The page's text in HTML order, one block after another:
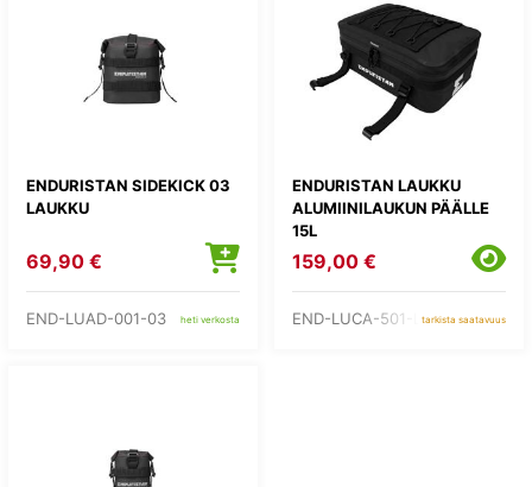
ENDURISTAN SIDEKICK 03
LAUKKU
69,90 €
END-LUAD-001-03 heti verkosta
ENDURISTAN LAUKKU
ALUMIINILAUKUN PÄÄLLE
15L
159,00 €
END-LUCA-501-L tarkista saatavuus